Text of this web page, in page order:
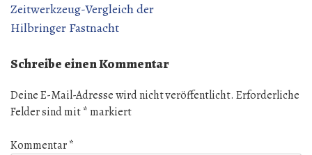
Zeitwerkzeug-Vergleich der
Hilbringer Fastnacht
Schreibe einen Kommentar
Deine E-Mail-Adresse wird nicht veröffentlicht. Erforderliche
Felder sind mit* markiert
Kommentar*